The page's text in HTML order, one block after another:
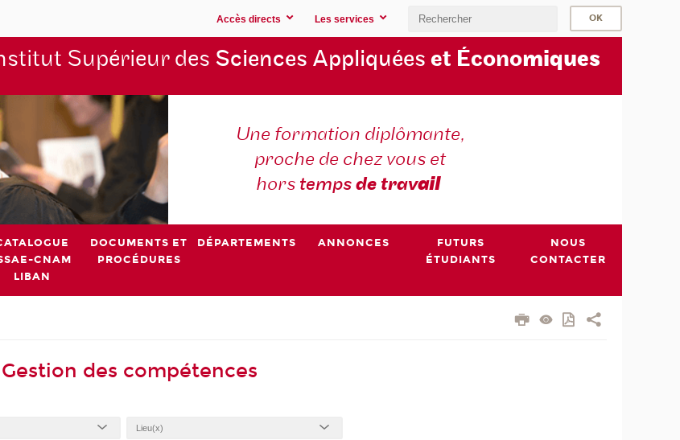
Accès directs Les services
Supérieur des Sciences Appliquées et Économiques
Une formation diplômante,
proche de chez vous et
hors tempsde travail
CNAM
LIBAN
DOCUMENTS ET
PROCÉDURES
DÉPARTEMENTS ANNONCES
FUTURS
ÉTUDIANTS
NOUS
CONTACTER
des compétences